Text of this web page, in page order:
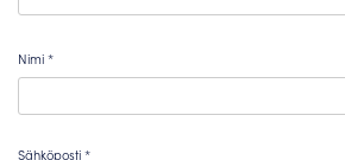
Nimi*
Sähköposti*